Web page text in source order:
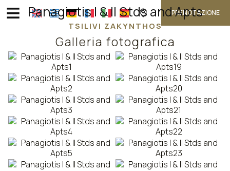
Panagiotis I & II Stds and Apts
TSILIVI ZAKYNTHOS
≡ PRENOTAZIONE
HOME
POSIZIONE
ALLOGGIO
SERVIZI
Galleria fotografica